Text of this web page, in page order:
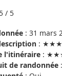
5 / 5
: 31 mars
:
l'itinéraire :
de randonnée